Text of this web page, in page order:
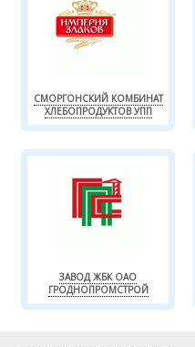
СМОРГОНСКИЙ КОМБИНАТ
ХЛЕБОПРОДУКТОВ УПП
ЗАВОД ЖБК ОАО
ГРОДНОПРОМСТРОЙ